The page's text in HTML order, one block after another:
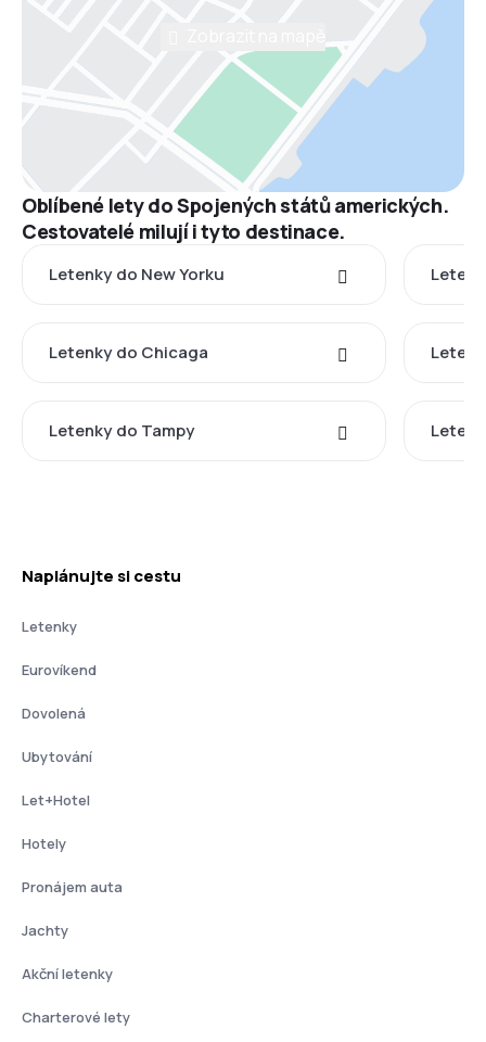
Oblíbené lety do Spojených států amerických.
Cestovatelé milují i tyto destinace.
Letenky do New Yorku
Letenky do Chicaga
Letenky do Tampy
Naplánujte si cestu
Letenky
Eurovíkend
Dovolená
Ubytování
Let+Hotel
Hotely
Pronájem auta
Jachty
Akční letenky
Charterové lety